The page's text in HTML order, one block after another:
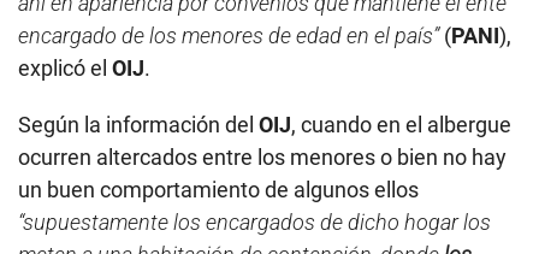
encargado de los menores de edad en el país”(PANI),
explicó el OIJ.
Según la información del OIJ, cuando en el albergue
ocurren altercados entre los menores o bien no hay
un buen comportamiento de algunos ellos
“supuestamente los encargados de dicho hogar los